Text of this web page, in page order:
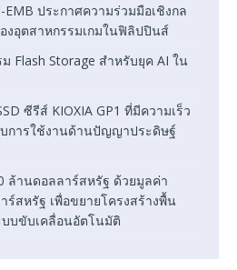
EMB ประกาศความร่วมมือเชิงกล
งอุตสาหกรรมเกมในฟิลิปปินส์
Flash Storage สำหรับยุค AI ใน
ซีรีส์ KIOXIA GP1 ที่มีความเร็ว
บการใช้งานด้านปัญญาประดิษฐ์
ล้านดอลลาร์สหรัฐ ด้วยมูลค่า
สหรัฐ เพื่อขยายโครงสร้างพื้น
บขับเคลื่อนอัตโนมัติ